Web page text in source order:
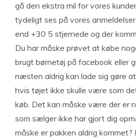
gå den ekstra mil for vores
tydeligt ses på vores
end +30 5 stjernede og der
Du har måske prøvet at købe
brugt børnetøj på facebook eller
næsten aldrig kan lade sig gøre
hvis tøjet ikke skulle være som
køb. Det kan måske være der er
som sælger ikke har gjort dig
måske er pakken aldrig kommet?